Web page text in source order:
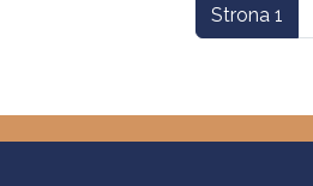
Strona 1